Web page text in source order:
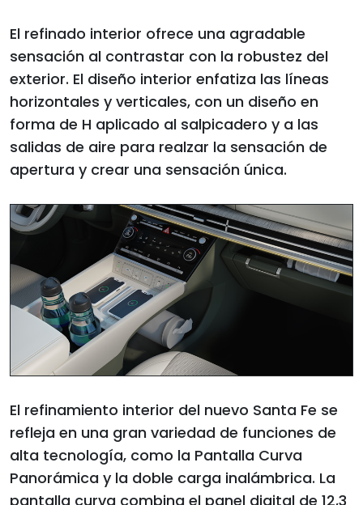
El refinado interior ofrece una agradable
sensación al contrastar con la robustez del
exterior. El diseño interior enfatiza las líneas
horizontales y verticales, con un diseño en
forma de H aplicado al salpicadero y a las
salidas de aire para realzar la sensación de
apertura y crear una sensación única.
El refinamiento interior del nuevo Santa Fe se
refleja en una gran variedad de funciones de
alta tecnología, como la Pantalla Curva
Panorámica y la doble carga inalámbrica. La
pantalla curva combina el panel digital de 12,3